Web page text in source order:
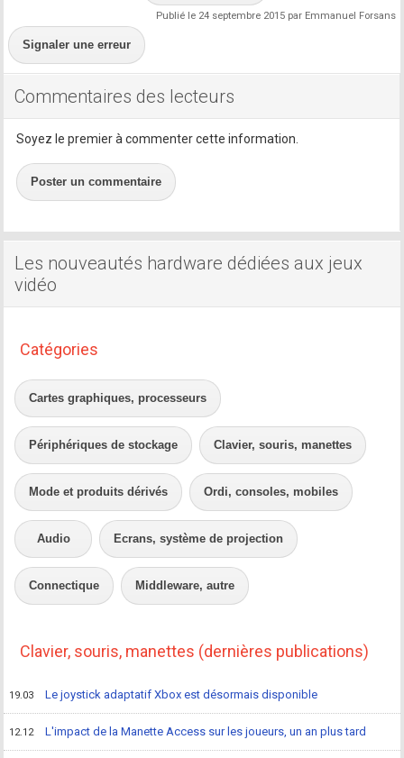
Publié le 24 septembre 2015 par Emmanuel Forsans
Signaler une erreur
Commentaires des lecteurs
Soyez le premier à commenter cette information.
Poster un commentaire
Les nouveautés hardware dédiées aux jeux
vidéo
Catégories
Cartes graphiques, processeurs
Périphériques de stockage Clavier, souris, manettes
Mode et produits dérivés Ordi, consoles, mobiles
Audio Ecrans, système de projection
Connectique Middleware, autre
Clavier, souris, manettes (dernières publications)
19.03 Le joystick adaptatif Xbox est désormais disponible
12.12 L'impact de la Manette Access sur les joueurs, un an plus tard